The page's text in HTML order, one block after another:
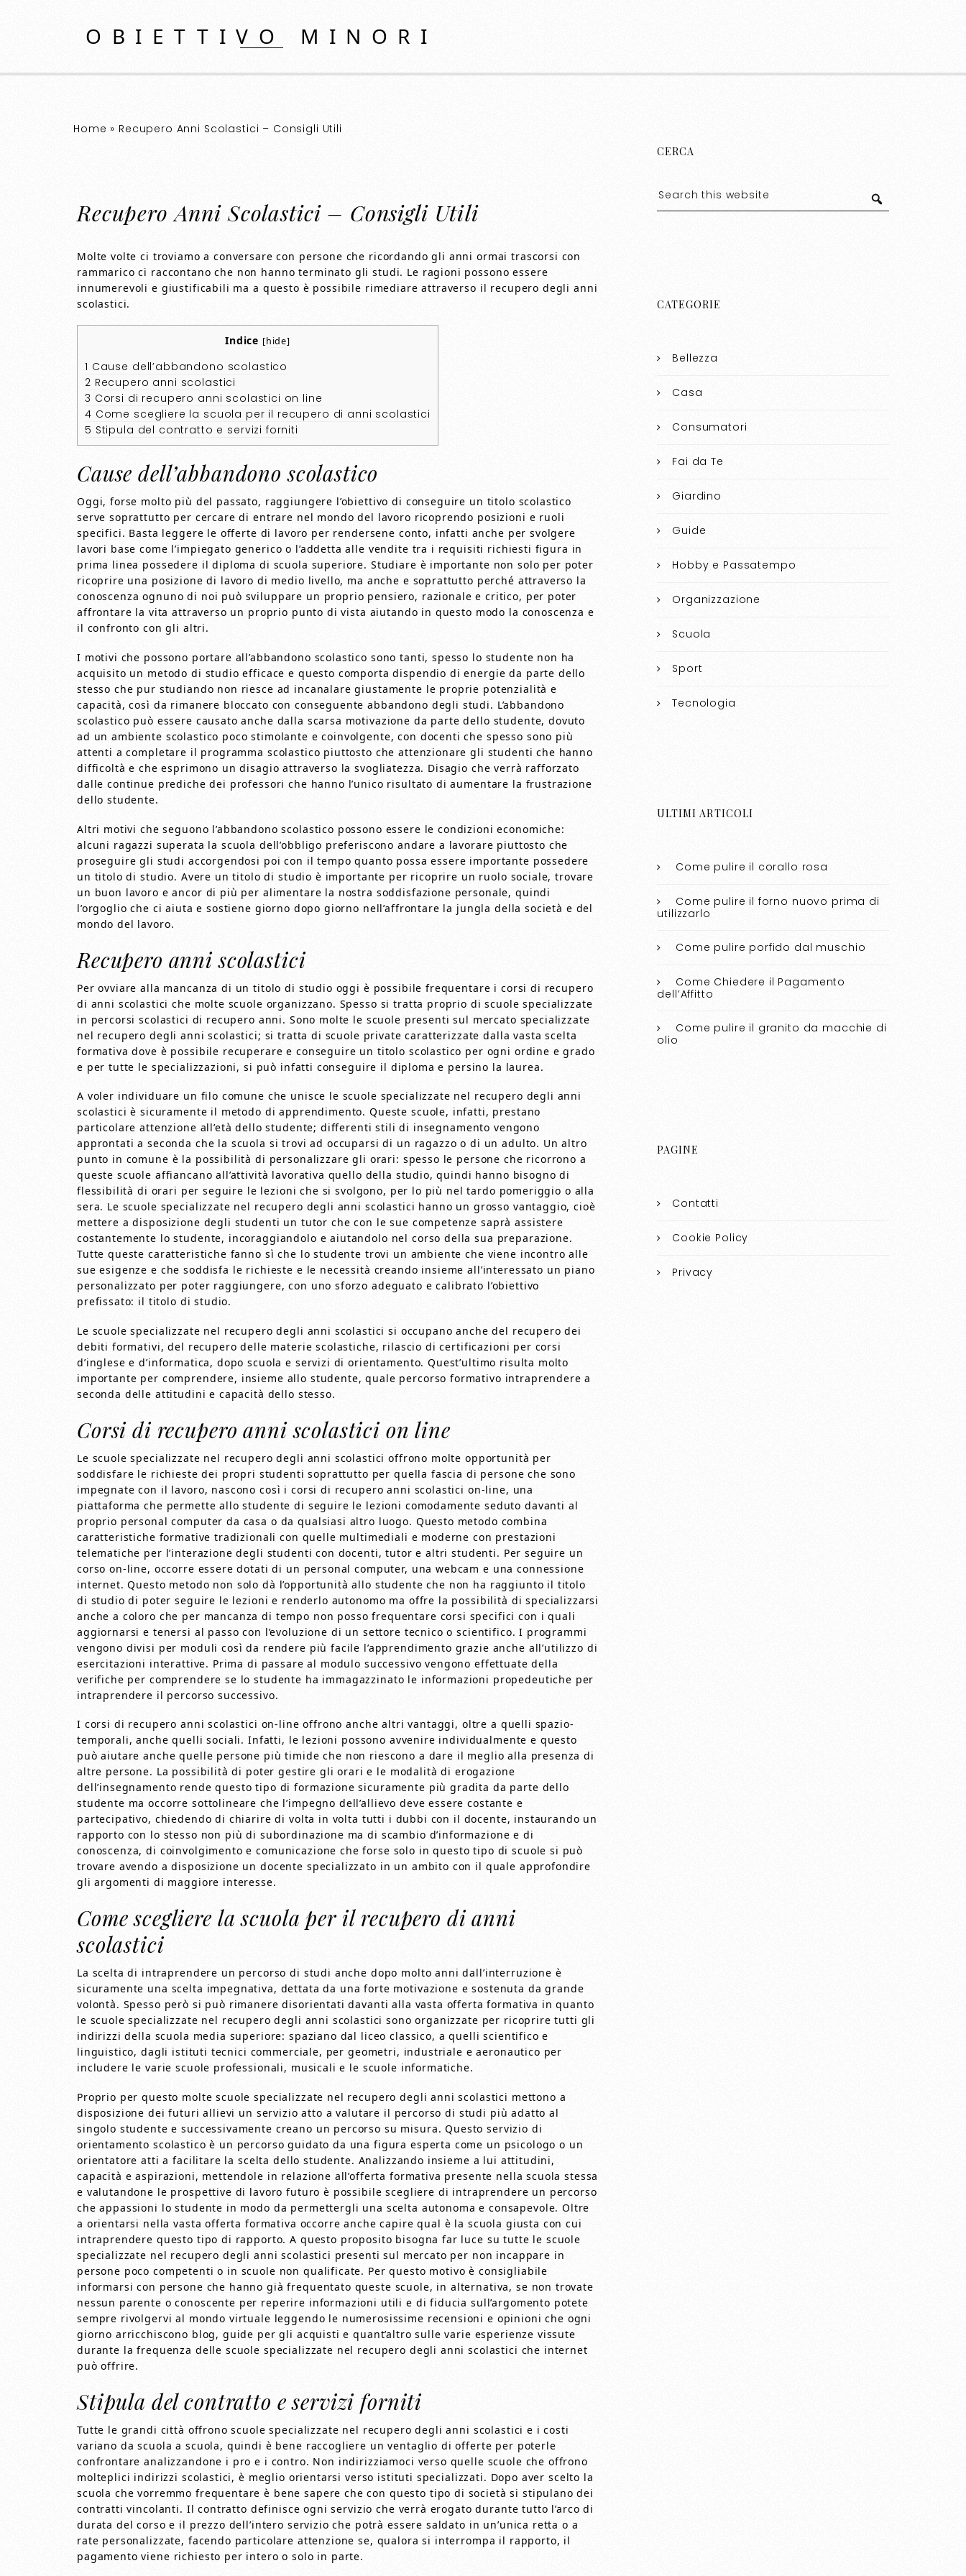
OBIETTIVO MINORI
Home » Recupero Anni Scolastici – Consigli Utili
Recupero Anni Scolastici – Consigli Utili
Molte volte ci troviamo a conversare con persone che ricordando gli anni ormai trascorsi con
rammarico ci raccontano che non hanno terminato gli studi. Le ragioni possono essere
innumerevoli e giustificabili ma a questo è possibile rimediare attraverso il recupero degli anni
scolastici.
Indice [hide]
1 Cause dell’abbandono scolastico
2 Recupero anni scolastici
3 Corsi di recupero anni scolastici on line
4 Come scegliere la scuola per il recupero di anni scolastici
5 Stipula del contratto e servizi forniti
Cause dell’abbandono scolastico
Oggi, forse molto più del passato, raggiungere l’obiettivo di conseguire un titolo scolastico
serve soprattutto per cercare di entrare nel mondo del lavoro ricoprendo posizioni e ruoli
specifici. Basta leggere le offerte di lavoro per rendersene conto, infatti anche per svolgere
lavori base come l’impiegato generico o l’addetta alle vendite tra i requisiti richiesti figura in
prima linea possedere il diploma di scuola superiore. Studiare è importante non solo per poter
ricoprire una posizione di lavoro di medio livello, ma anche e soprattutto perché attraverso la
conoscenza ognuno di noi può sviluppare un proprio pensiero, razionale e critico, per poter
affrontare la vita attraverso un proprio punto di vista aiutando in questo modo la conoscenza e
il confronto con gli altri.
I motivi che possono portare all’abbandono scolastico sono tanti, spesso lo studente non ha
acquisito un metodo di studio efficace e questo comporta dispendio di energie da parte dello
stesso che pur studiando non riesce ad incanalare giustamente le proprie potenzialità e
capacità, così da rimanere bloccato con conseguente abbandono degli studi. L’abbandono
scolastico può essere causato anche dalla scarsa motivazione da parte dello studente, dovuto
ad un ambiente scolastico poco stimolante e coinvolgente, con docenti che spesso sono più
attenti a completare il programma scolastico piuttosto che attenzionare gli studenti che hanno
difficoltà e che esprimono un disagio attraverso la svogliatezza. Disagio che verrà rafforzato
dalle continue prediche dei professori che hanno l’unico risultato di aumentare la frustrazione
dello studente.
Altri motivi che seguono l’abbandono scolastico possono essere le condizioni economiche:
alcuni ragazzi superata la scuola dell’obbligo preferiscono andare a lavorare piuttosto che
proseguire gli studi accorgendosi poi con il tempo quanto possa essere importante possedere
un titolo di studio. Avere un titolo di studio è importante per ricoprire un ruolo sociale, trovare
un buon lavoro e ancor di più per alimentare la nostra soddisfazione personale, quindi
l’orgoglio che ci aiuta e sostiene giorno dopo giorno nell’affrontare la jungla della società e del
mondo del lavoro.
Recupero anni scolastici
Per ovviare alla mancanza di un titolo di studio oggi è possibile frequentare i corsi di recupero
di anni scolastici che molte scuole organizzano. Spesso si tratta proprio di scuole specializzate
in percorsi scolastici di recupero anni. Sono molte le scuole presenti sul mercato specializzate
nel recupero degli anni scolastici; si tratta di scuole private caratterizzate dalla vasta scelta
formativa dove è possibile recuperare e conseguire un titolo scolastico per ogni ordine e grado
e per tutte le specializzazioni, si può infatti conseguire il diploma e persino la laurea.
A voler individuare un filo comune che unisce le scuole specializzate nel recupero degli anni
scolastici è sicuramente il metodo di apprendimento. Queste scuole, infatti, prestano
particolare attenzione all’età dello studente; differenti stili di insegnamento vengono
approntati a seconda che la scuola si trovi ad occuparsi di un ragazzo o di un adulto. Un altro
punto in comune è la possibilità di personalizzare gli orari: spesso le persone che ricorrono a
queste scuole affiancano all’attività lavorativa quello della studio, quindi hanno bisogno di
flessibilità di orari per seguire le lezioni che si svolgono, per lo più nel tardo pomeriggio o alla
sera. Le scuole specializzate nel recupero degli anni scolastici hanno un grosso vantaggio, cioè
mettere a disposizione degli studenti un tutor che con le sue competenze saprà assistere
costantemente lo studente, incoraggiandolo e aiutandolo nel corso della sua preparazione.
Tutte queste caratteristiche fanno sì che lo studente trovi un ambiente che viene incontro alle
sue esigenze e che soddisfa le richieste e le necessità creando insieme all’interessato un piano
personalizzato per poter raggiungere, con uno sforzo adeguato e calibrato l’obiettivo
prefissato: il titolo di studio.
Le scuole specializzate nel recupero degli anni scolastici si occupano anche del recupero dei
debiti formativi, del recupero delle materie scolastiche, rilascio di certificazioni per corsi
d’inglese e d’informatica, dopo scuola e servizi di orientamento. Quest’ultimo risulta molto
importante per comprendere, insieme allo studente, quale percorso formativo intraprendere a
seconda delle attitudini e capacità dello stesso.
Corsi di recupero anni scolastici on line
Le scuole specializzate nel recupero degli anni scolastici offrono molte opportunità per
soddisfare le richieste dei propri studenti soprattutto per quella fascia di persone che sono
impegnate con il lavoro, nascono così i corsi di recupero anni scolastici on-line, una
piattaforma che permette allo studente di seguire le lezioni comodamente seduto davanti al
proprio personal computer da casa o da qualsiasi altro luogo. Questo metodo combina
caratteristiche formative tradizionali con quelle multimediali e moderne con prestazioni
telematiche per l’interazione degli studenti con docenti, tutor e altri studenti. Per seguire un
corso on-line, occorre essere dotati di un personal computer, una webcam e una connessione
internet. Questo metodo non solo dà l’opportunità allo studente che non ha raggiunto il titolo
di studio di poter seguire le lezioni e renderlo autonomo ma offre la possibilità di specializzarsi
anche a coloro che per mancanza di tempo non posso frequentare corsi specifici con i quali
aggiornarsi e tenersi al passo con l’evoluzione di un settore tecnico o scientifico. I programmi
vengono divisi per moduli così da rendere più facile l’apprendimento grazie anche all’utilizzo di
esercitazioni interattive. Prima di passare al modulo successivo vengono effettuate della
verifiche per comprendere se lo studente ha immagazzinato le informazioni propedeutiche per
intraprendere il percorso successivo.
I corsi di recupero anni scolastici on-line offrono anche altri vantaggi, oltre a quelli spazio-
temporali, anche quelli sociali. Infatti, le lezioni possono avvenire individualmente e questo
può aiutare anche quelle persone più timide che non riescono a dare il meglio alla presenza di
altre persone. La possibilità di poter gestire gli orari e le modalità di erogazione
dell’insegnamento rende questo tipo di formazione sicuramente più gradita da parte dello
studente ma occorre sottolineare che l’impegno dell’allievo deve essere costante e
partecipativo, chiedendo di chiarire di volta in volta tutti i dubbi con il docente, instaurando un
rapporto con lo stesso non più di subordinazione ma di scambio d’informazione e di
conoscenza, di coinvolgimento e comunicazione che forse solo in questo tipo di scuole si può
trovare avendo a disposizione un docente specializzato in un ambito con il quale approfondire
gli argomenti di maggiore interesse.
Come scegliere la scuola per il recupero di anni
scolastici
La scelta di intraprendere un percorso di studi anche dopo molto anni dall’interruzione è
sicuramente una scelta impegnativa, dettata da una forte motivazione e sostenuta da grande
volontà. Spesso però si può rimanere disorientati davanti alla vasta offerta formativa in quanto
le scuole specializzate nel recupero degli anni scolastici sono organizzate per ricoprire tutti gli
indirizzi della scuola media superiore: spaziano dal liceo classico, a quelli scientifico e
linguistico, dagli istituti tecnici commerciale, per geometri, industriale e aeronautico per
includere le varie scuole professionali, musicali e le scuole informatiche.
Proprio per questo molte scuole specializzate nel recupero degli anni scolastici mettono a
disposizione dei futuri allievi un servizio atto a valutare il percorso di studi più adatto al
singolo studente e successivamente creano un percorso su misura. Questo servizio di
orientamento scolastico è un percorso guidato da una figura esperta come un psicologo o un
orientatore atti a facilitare la scelta dello studente. Analizzando insieme a lui attitudini,
capacità e aspirazioni, mettendole in relazione all’offerta formativa presente nella scuola stessa
e valutandone le prospettive di lavoro futuro è possibile scegliere di intraprendere un percorso
che appassioni lo studente in modo da permettergli una scelta autonoma e consapevole. Oltre
a orientarsi nella vasta offerta formativa occorre anche capire qual è la scuola giusta con cui
intraprendere questo tipo di rapporto. A questo proposito bisogna far luce su tutte le scuole
specializzate nel recupero degli anni scolastici presenti sul mercato per non incappare in
persone poco competenti o in scuole non qualificate. Per questo motivo è consigliabile
informarsi con persone che hanno già frequentato queste scuole, in alternativa, se non trovate
nessun parente o conoscente per reperire informazioni utili e di fiducia sull’argomento potete
sempre rivolgervi al mondo virtuale leggendo le numerosissime recensioni e opinioni che ogni
giorno arricchiscono blog, guide per gli acquisti e quant’altro sulle varie esperienze vissute
durante la frequenza delle scuole specializzate nel recupero degli anni scolastici che internet
può offrire.
Stipula del contratto e servizi forniti
Tutte le grandi città offrono scuole specializzate nel recupero degli anni scolastici e i costi
variano da scuola a scuola, quindi è bene raccogliere un ventaglio di offerte per poterle
confrontare analizzandone i pro e i contro. Non indirizziamoci verso quelle scuole che offrono
molteplici indirizzi scolastici, è meglio orientarsi verso istituti specializzati. Dopo aver scelto la
scuola che vorremmo frequentare è bene sapere che con questo tipo di società si stipulano dei
contratti vincolanti. Il contratto definisce ogni servizio che verrà erogato durante tutto l’arco di
durata del corso e il prezzo dell’intero servizio che potrà essere saldato in un’unica retta o a
rate personalizzate, facendo particolare attenzione se, qualora si interrompa il rapporto, il
pagamento viene richiesto per intero o solo in parte.
CERCA
CATEGORIE
Bellezza
Casa
Consumatori
Fai da Te
Giardino
Guide
Hobby e Passatempo
Organizzazione
Scuola
Sport
Tecnologia
ULTIMI ARTICOLI
Come pulire il corallo rosa​​
Come pulire il forno nuovo prima di
utilizzarlo​​
Come pulire porfido dal muschio​​
Come Chiedere il Pagamento
dell’Affitto
Come pulire il granito da macchie di
olio​​
PAGINE
Contatti
Cookie Policy
Privacy